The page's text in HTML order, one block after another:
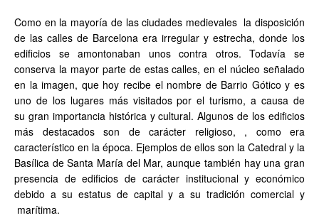
Como en la mayoría de las ciudades medievales la disposición
de las calles de Barcelona era irregular y estrecha, donde los
edificios se amontonaban unos contra otros. Todavía se
conserva la mayor parte de estas calles, en el núcleo señalado
en la imagen, que hoy recibe el nombre de Barrio Gótico y es
uno de los lugares más visitados por el turismo, a causa de
su gran importancia histórica y cultural. Algunos de los edificios
más destacados son de carácter religioso, , como era
característico en la época. Ejemplos de ellos son la Catedral y la
Basílica de Santa María del Mar, aunque también hay una gran
presencia de edificios de carácter institucional y económico
debido a su estatus de capital y a su tradición comercial y
marítima.